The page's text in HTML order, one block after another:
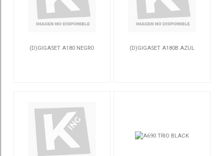
(D)GIGASET A180 NEGRO (D)GIGASET A180B AZUL